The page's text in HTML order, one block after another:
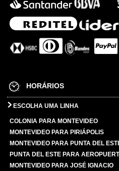
HORÁRIOS
ESCOLHA UMA LINHA
COLONIA PARA MONTEVIDEO
MONTEVIDEO PARA PIRIÁPOLIS
MONTEVIDEO PARA PUNTA DEL
PUNTA DEL ESTE PARA
MONTEVIDEO PARA JOSÉ IGNACIO